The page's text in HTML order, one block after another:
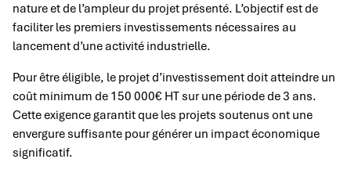
nature et de l’ampleur du projet présenté. L’objectif est de
faciliter les premiers investissements nécessaires au
lancement d’une activité industrielle.
Pour être éligible, le projet d’investissement doit atteindre un
coût minimum de 150 000€ HT sur une période de 3 ans.
Cette exigence garantit que les projets soutenus ont une
envergure suffisante pour générer un impact économique
significatif.